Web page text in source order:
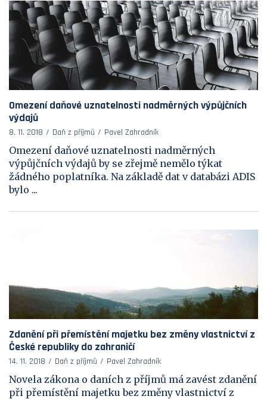
Omezení daňové uznatelnosti nadměrných výpůjčních
výdajů
8. 11. 2018 Daň z příjmů Pavel Zahradník
Omezení daňové uznatelnosti nadměrných
výpůjčních výdajů by se zřejmě nemělo týkat
žádného poplatníka. Na základě dat v databázi ADIS
bylo ...
Zdanění při přemístění majetku bez změny vlastnictví z
České republiky do zahraničí
14. 11. 2018 Daň z příjmů Pavel Zahradník
Novela zákona o daních z příjmů má zavést zdanění
při přemístění majetku bez změny vlastnictví z